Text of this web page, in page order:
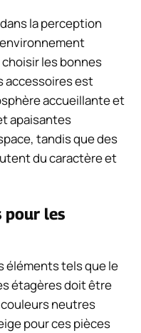
la perception
environnement
les bonnes
accessoires est
accueillante et
apaisantes
tandis que des
du caractère et
pour les
éléments tels que le
étagères doit être
neutres
pour ces pièces